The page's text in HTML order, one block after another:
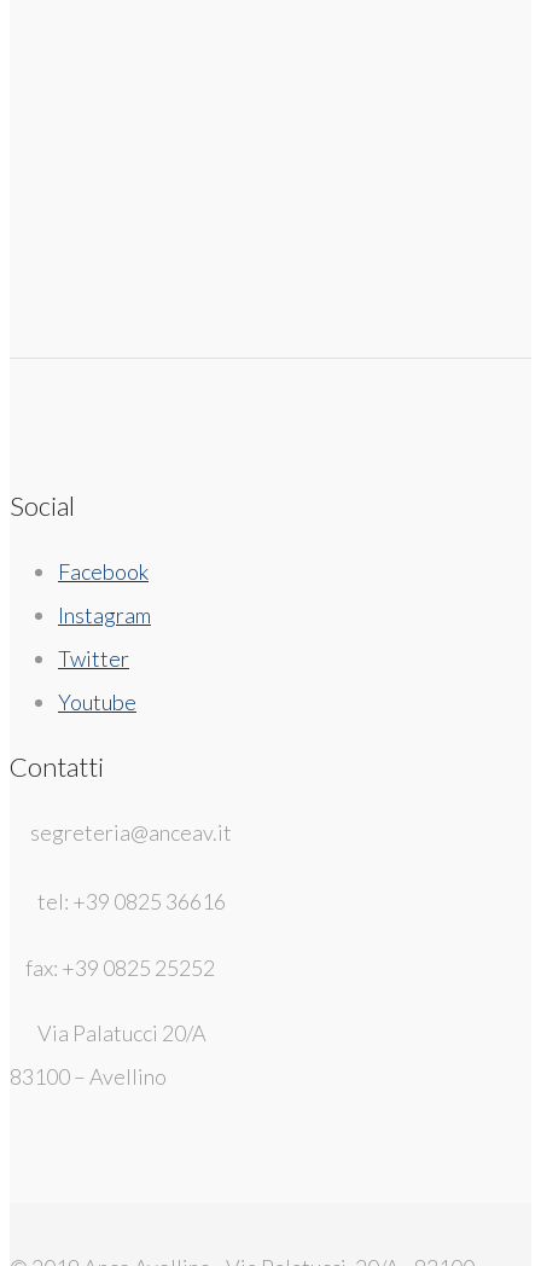
Social
Facebook
Instagram
Twitter
Youtube
Contatti
segreteria@anceav.it
tel: +39 0825 36616
fax: +39 0825 25252
Via Palatucci 20/A
83100 – Avellino